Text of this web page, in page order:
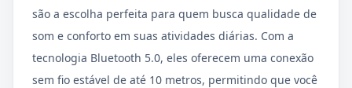
são a escolha perfeita para quem busca qualidade de
som e conforto em suas atividades diárias. Com a
tecnologia Bluetooth 5.0, eles oferecem uma conexão
sem fio estável de até 10 metros, permitindo que você